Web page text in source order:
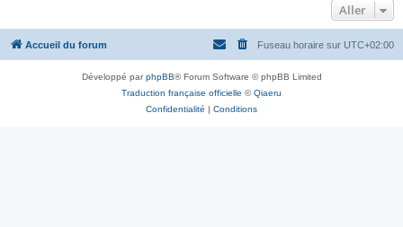
e
r
Aller
Accueil du forum Fuseau horaire sur UTC+02:00
Développé parphpBB® Forum Software © phpBB Limited
Traduction française officielle ©Qiaeru
Confidentialité | Conditions